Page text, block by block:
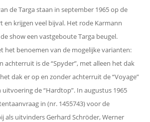
de Targa staan in september 1965 op de
krijgen veel bijval. Het rode Karmann
show een vastgeboute Targa beugel.
het benoemen van de mogelijke varianten:
achterruit is de “Spyder”, met alleen het dak
dak er op en zonder achterruit de “Voyage”
uitvoering de “Hardtop”. In augustus 1965
in (nr. 1455743) voor de
als uitvinders Gerhard Schröder, Werner